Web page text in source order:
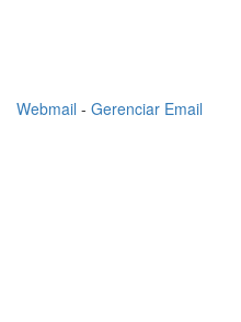
Webmail - Gerenciar Email